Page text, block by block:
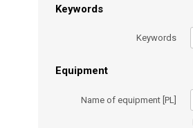
Keywords
Keywords
Equipment
Name of equipment [PL]